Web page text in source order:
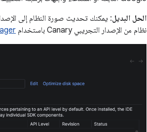
الحل البديل
نظام من الإصدار التجريبي Canary باستخدام